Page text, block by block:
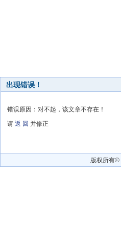
出现错误！
错误原因：对不起，该文章不存在！
请 返 回 并修正
版权所有©